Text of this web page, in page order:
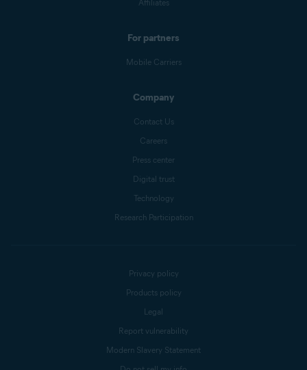
Affiliates
For partners
Mobile Carriers
Company
Contact Us
Careers
Press center
Digital trust
Technology
Research Participation
Privacy policy
Products policy
Legal
Report vulnerability
Modern Slavery Statement